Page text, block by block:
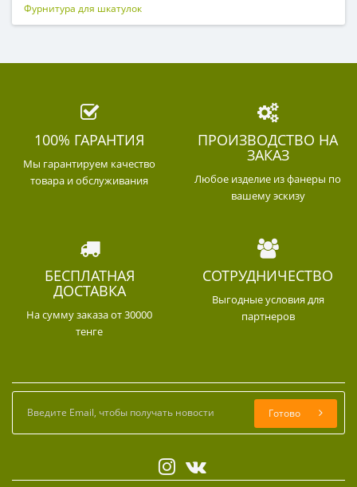
Фурнитура для шкатулок
100% ГАРАНТИЯ
Мы гарантируем качество
товара и обслуживания
ПРОИЗВОДСТВО НА
ЗАКАЗ
Любое изделие из фанеры по
вашему эскизу
БЕСПЛАТНАЯ
ДОСТАВКА
На сумму заказа от 30000
тенге
СОТРУДНИЧЕСТВО
Выгодные условия для
партнеров
Готово